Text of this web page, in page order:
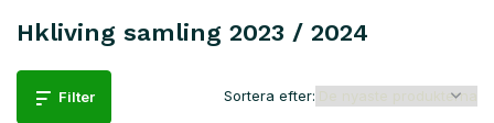
Hkliving samling 2023 / 2024
Filter Sortera efter: